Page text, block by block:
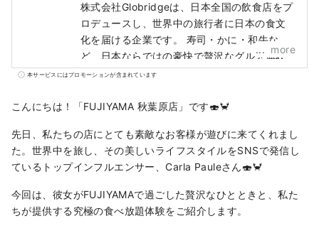
株式会社Globridgeは、日本全国の飲食店をプ
ロデュースし、世界中の旅行者に日本の食文
化を届ける企業です。 寿司・かに・和牛な
ど、日本ならではの豪快で贅沢なグルメ体験
を、多くの方に安心して楽しんでいただける
た店舗運営を行っています。 このアカウント
や、訪日旅行者におすすめのグルメ体験をご
紹介。日本旅行をより豊かにする“食の体験”を
世界の皆さまに発信していきます。
more
本サービスにはプロモーションが含まれています
こんにちは！「FUJIYAMA 秋葉原店」です🍣🦀
先日、私たちの店にとても素敵なお客様が遊びに来てくれまし
た。世界中を旅し、その美しいライフスタイルをSNSで発信し
ているトップインフルエンサー、Carla Pauleさん🍣🦀
今回は、彼女がFUJIYAMAで過ごした贅沢なひとときと、私た
ちが提供する究極の食べ放題体験をご紹介します。